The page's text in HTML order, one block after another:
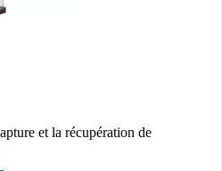
et la récupération de